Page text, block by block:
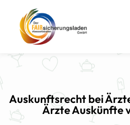
Auskunftsrecht bei
Ärzte Auskünfte